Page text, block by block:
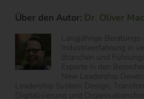
Über den Autor: Dr. Oliver
Langjährige
Industrieerfahrung in
Branchen und
Experte in den
New Leadership
Leadership System Design,
Digitalisierung und